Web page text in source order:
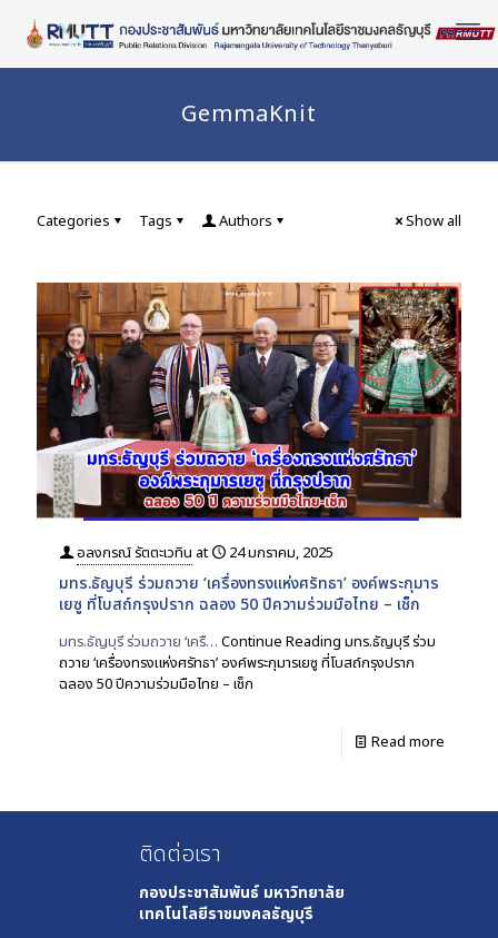
Content
GemmaKnit
Categories Tags Authors Show all
อลงกรณ์ รัตตะเวทิน at 24 มกราคม, 2025
มทร.ธัญบุรี ร่วมถวาย ‘เครื่องทรงแห่งศรัทธา’ องค์พระกุมาร
เยซู ที่โบสถ์กรุงปราก ฉลอง 50 ปีความร่วมมือไทย – เช็ก
มทร.ธัญบุรี ร่วมถวาย ‘เครื… Continue Reading มทร.ธัญบุรี ร่วม
ถวาย ‘เครื่องทรงแห่งศรัทธา’ องค์พระกุมารเยซู ที่โบสถ์กรุงปราก
ฉลอง 50 ปีความร่วมมือไทย – เช็ก
Read more
ติดต่อเรา
กองประชาสัมพันธ์ มหาวิทยาลัย
เทคโนโลยีราชมงคลธัญบุรี